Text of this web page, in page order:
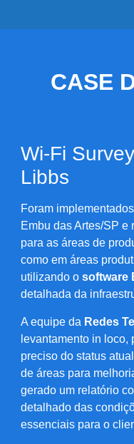
CASE
Wi-Fi
Libbs
Foram
Embu das Artes/SP e
para as áreas de
como em áreas
utilizando o software
detalhada da
A equipe da Redes
levantamento in
preciso do status
de áreas para
gerado um relatório
detalhado das
essenciais para o